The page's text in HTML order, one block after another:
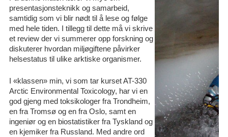
presentasjonsteknikk og samarbeid,
samtidig som vi blir nødt til å lese og følge
med hele tiden. I tillegg til dette må vi skrive
et review der vi summerer opp forskning og
diskuterer hvordan miljøgiftene påvirker
helsestatus til ulike arktiske organismer.
I «klassen» min, vi som tar kurset AT-330
Arctic Environmental Toxicology, har vi en
god gjeng med toksikologer fra Trondheim,
en fra Tromsø og en fra Oslo, samt en
ingeniør og en biostatistiker fra Tyskland og
en kjemiker fra Russland. Med andre ord